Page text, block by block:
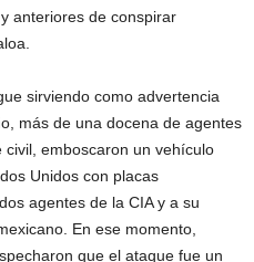
anteriores de conspirar
sirviendo como advertencia
más de una docena de agentes
emboscaron un vehículo
Unidos con placas
agentes de la CIA y a su
En ese momento,
que el ataque fue un